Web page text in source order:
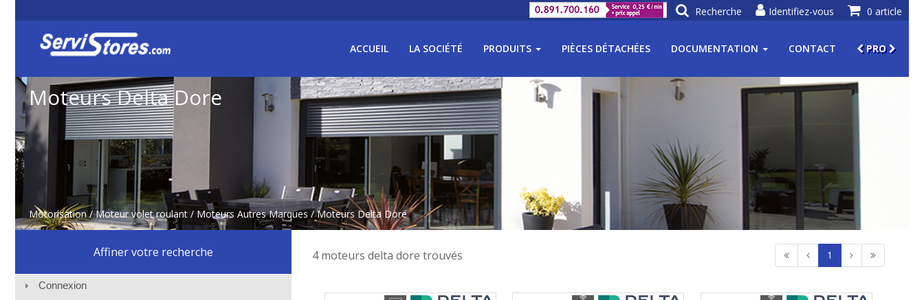
0 article
Identifiez-vous
Recherche
ACCUEIL LA SOCIÉTÉ PRODUITS PIÈCES DÉTACHÉES DOCUMENTATION CONTACT PRO
Moteurs Delta Dore
Motorisation /Moteur volet roulant / Moteurs Autres Marques / Moteurs Delta Dore
Affiner votre recherche
Connexion
4 moteurs delta dore trouvés 1